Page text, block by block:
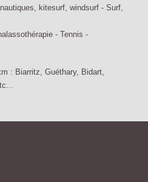
kitesurf, windsurf - Surf,
- Tennis -
: Biarritz, Guéthary, Bidart,